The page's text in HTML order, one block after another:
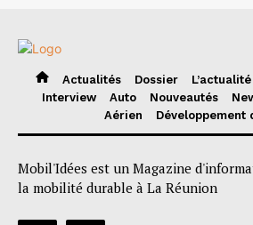
Actualités Dossier
Interview
Auto Nouveautés
Aérien
Développement
Mobil'Idées est un Magazine
la mobilité durable à La Réunion